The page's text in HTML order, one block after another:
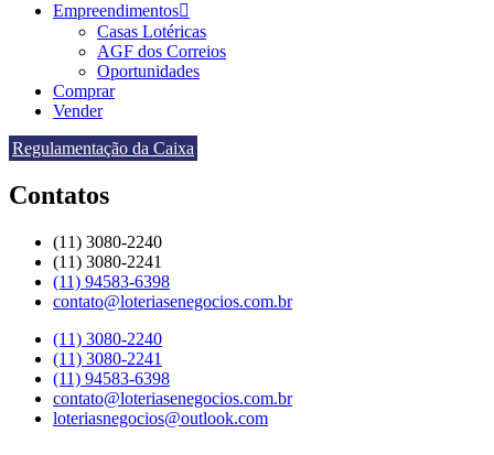
Empreendimentos
Casas Lotéricas
AGF dos Correios
Oportunidades
Comprar
Vender
Regulamentação da Caixa
Contatos
(11) 3080-2240​
(11) 3080-2241​
(11) 94583-6398
contato@loteriasenegocios.com.br​
(11) 3080-2240​
(11) 3080-2241​
(11) 94583-6398
contato@loteriasenegocios.com.br​
loteriasnegocios@outlook.com